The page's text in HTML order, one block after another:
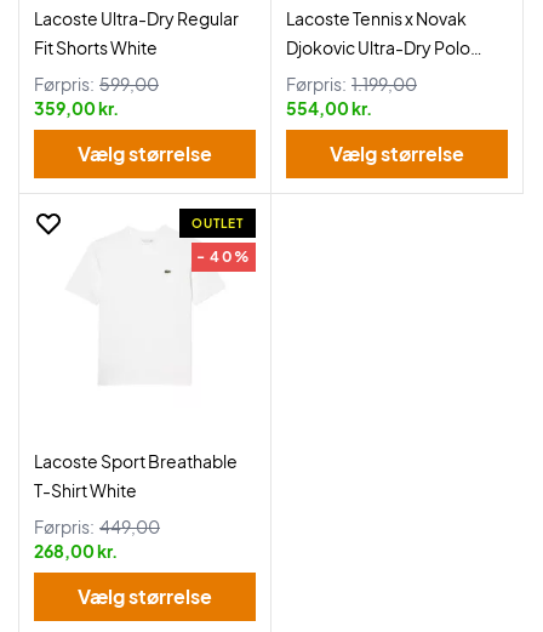
Lacoste Ultra-Dry Regular
Fit Shorts White
Førpris: 599,00
359,00 kr.
Vælg størrelse
Lacoste Tennis x Novak
Djokovic Ultra-Dry Polo
Shirt Saphir Blue
Førpris: 1.199,00
554,00 kr.
Vælg størrelse
OUTLET
- 40%
Lacoste Sport Breathable
T-Shirt White
Førpris: 449,00
268,00 kr.
Vælg størrelse